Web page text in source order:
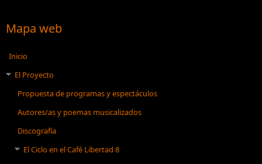
Mapa web
Inicio
El Proyecto
Propuesta de programas y espectáculos
Autores/as y poemas musicalizados
Discografía
El Ciclo en el Café Libertad 8